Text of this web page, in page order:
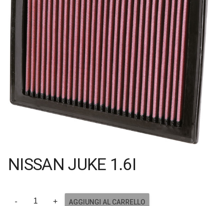
NISSAN JUKE 1.6I
AGGIUNGI AL CARRELLO